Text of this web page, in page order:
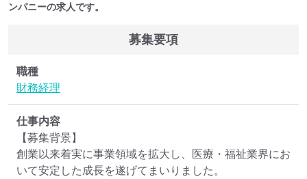
ンパニーの求人です。
募集要項
職種
財務経理
仕事内容
【募集背景】
創業以来着実に事業領域を拡大し、医療・福祉業界にお
いて安定した成長を遂げてまいりました。